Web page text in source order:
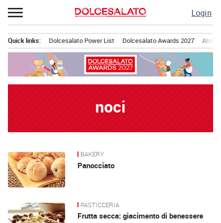
Passa
al
Login
principale
Quick links: Dolcesalato Power List Dolcesalato Awards 2027
noci
News BAKERY
Panocciato
PASTICCERIA
Frutta secca: giacimento di benessere